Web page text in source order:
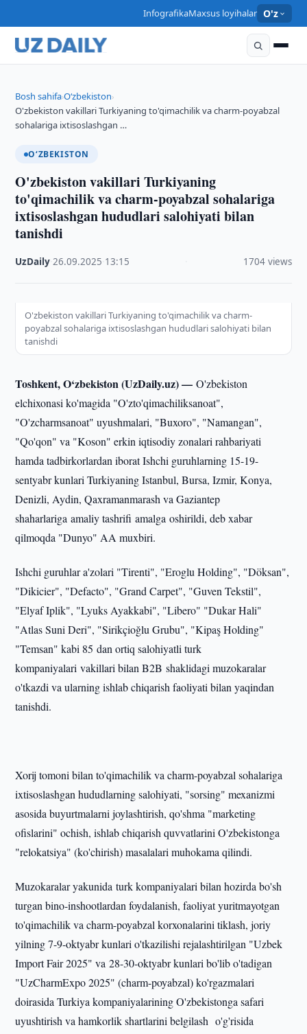
InfografikaMaxsus loyihalar O'z
Bosh sahifa›O‘zbekiston›
O'zbekiston vakillari Turkiyaning to'qimachilik va charm-poyabzal
sohalariga ixtisoslashgan …
O‘ZBEKISTON
O'zbekiston vakillari Turkiyaning
to'qimachilik va charm-poyabzal sohalariga
ixtisoslashgan hududlari salohiyati bilan
tanishdi
UzDaily ·26.09.2025 13:15 1704 views
O'zbekiston vakillari Turkiyaning to'qimachilik va charm-
poyabzal sohalariga ixtisoslashgan hududlari salohiyati bilan
tanishdi
Toshkent, O‘zbekiston (UzDaily.uz) —O'zbekiston
elchixonasi ko'magida "O'zto'qimachiliksanoat",
"O'zcharmsanoat" uyushmalari, "Buxoro", "Namangan",
"Qo'qon" va "Koson" erkin iqtisodiy zonalari rahbariyati
hamda tadbirkorlardan iborat Ishchi guruhlarning 15-19-
sentyabr kunlari Turkiyaning Istanbul, Bursa, Izmir, Konya,
Denizli, Aydin, Qaxramanmarash va Gaziantep
shaharlariga amaliy tashrifi amalga oshirildi, deb xabar
qilmoqda "Dunyo" AA muxbiri.
Ishchi guruhlar a'zolari "Tirenti", "Eroglu Holding", "Döksan",
"Dikicier", "Defacto", "Grand Carpet", "Guven Tekstil",
"Elyaf Iplik", "Lyuks Ayakkabi", "Libero" "Dukar Hali"
"Atlas Suni Deri", "Sirikçioğlu Grubu", "Kipaş Holding"
"Temsan" kabi 85 dan ortiq salohiyatli turk
kompaniyalari vakillari bilan B2B shaklidagi muzokaralar
o'tkazdi va ularning ishlab chiqarish faoliyati bilan yaqindan
tanishdi.
Xorij tomoni bilan to'qimachilik va charm-poyabzal sohalariga
ixtisoslashgan hududlarning salohiyati, "sorsing" mexanizmi
asosida buyurtmalarni joylashtirish, qo'shma "marketing
ofislarini" ochish, ishlab chiqarish quvvatlarini O'zbekistonga
"relokatsiya" (ko'chirish) masalalari muhokama qilindi.
Muzokaralar yakunida turk kompaniyalari bilan hozirda bo'sh
turgan bino-inshootlardan foydalanish, faoliyat yuritmayotgan
to'qimachilik va charm-poyabzal korxonalarini tiklash, joriy
yilning 7-9-oktyabr kunlari o'tkazilishi rejalashtirilgan "Uzbek
Import Fair 2025" va 28-30-oktyabr kunlari bo'lib o'tadigan
"UzCharmExpo 2025" (charm-poyabzal) ko'rgazmalari
doirasida Turkiya kompaniyalarining O'zbekistonga safari
uyushtirish va hamkorlik shartlarini belgilash o'g'risida